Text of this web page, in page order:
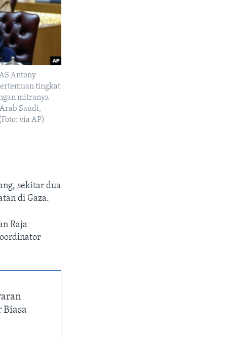
Antony
tingkat
mitranya
Saudi,
via AP)
sekitar dua
di Gaza.
Raja
Biasa